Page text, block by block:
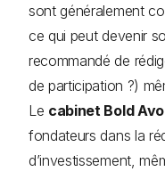
sont généralement
ce qui peut devenir
recommandé de
de participation ?)
Le cabinet Bold
fondateurs dans la
d’investissement,